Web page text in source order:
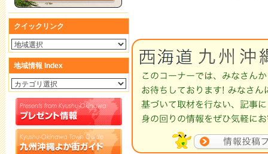
クイックリンク
地域情報 Index